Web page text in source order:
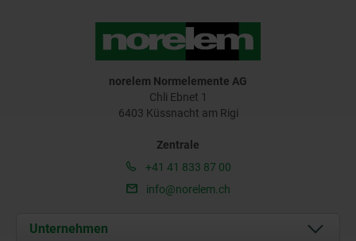
norelem Normelemente AG
Chli Ebnet 1
6403 Küssnacht am Rigi
Zentrale
+41 41 833 87 00
info@norelem.ch
Unternehmen